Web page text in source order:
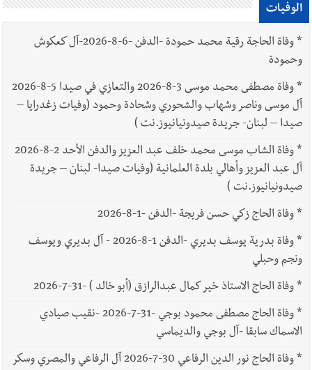
الوفيات
*
وفاة الحاجة رقية محمد حمودة -الدفن -6-8-2026-آل كعكوش
وحمودة
*
وفاة مصطفى محمد موسى 3-8-2026 والتعازي في صيدا 5-8-2026
آل موسى وناصر وشهاب والشحوري وشحادة وحمود (وفيات زغدرايا –
صيدا – لبنان- جريدة صيدونيانيوز.نت )
*
وفاة الشاب موسى محمد خلف عبد العزيز والدفن الأحد 2-8-2026
آل عبد العزيز وأهالي بلدة العلمانية (وفيات صيدا- لبنان – جريدة
صيدونيانيوز.نت )
*وفاة الحاج زكي حسن فريجة -الدفن -1-8-2026
*
وفاة بدرية يوسف بديري -الدفن 1-8-2026 - آل بديري ويوسف
ونجم وحبلي
*وفاة الحاج الاستاذ خير كمال عبدالرازق (أبو خالد ) -31-7-2026
*
وفاة الحاج مصطفى محمود بوجي -31-7-2026 -نقيب صيادي
الاسماك سابقا -آل بوجي والديماسي
*
وفاة الحاج نور الدين الرفاعي 30-7-2026 آل الرفاعي والمصري وسكر